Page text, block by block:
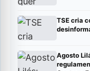
TSE cria
Agosto